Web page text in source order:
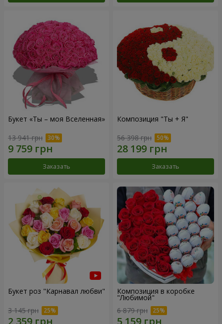
Букет «Ты – моя Вселенная»
13 941 грн
Заказать
Композиция "Ты + Я"
56 398 грн
Заказать
Букет роз "Карнавал любви"
3 145 грн
Композиция в коробке
"Любимой"
6 879 грн